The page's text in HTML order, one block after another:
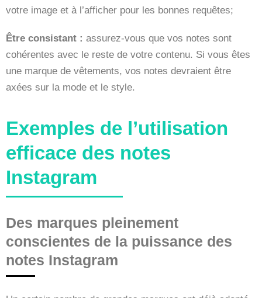
votre image et à l’afficher pour les bonnes requêtes;
Être consistant : assurez-vous que vos notes sont
cohérentes avec le reste de votre contenu. Si vous êtes
une marque de vêtements, vos notes devraient être
axées sur la mode et le style.
Exemples de l’utilisation
efficace des notes
Instagram
Des marques pleinement
conscientes de la puissance des
notes Instagram